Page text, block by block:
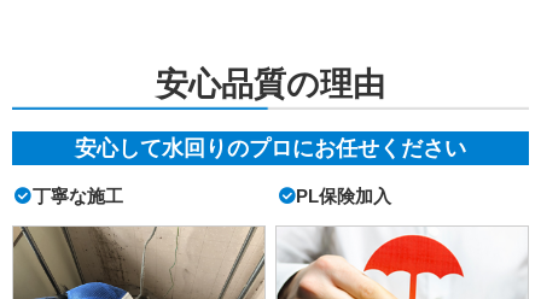
安心品質の理由
安心して水回りのプロにお任せください
丁寧な施工 PL保険加入